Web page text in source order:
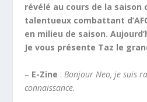
révélé au cours de la saison
talentueux combattant
en milieu de saison.
Je vous présente Taz le
– E-Zine :Bonjour Neo, je suis
connaissance.